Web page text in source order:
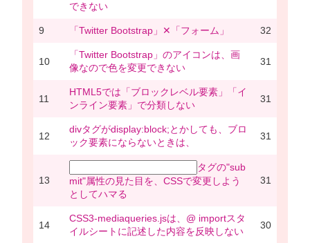
できない
9 「Twitter Bootstrap」✕「フォーム」 32
10
「Twitter Bootstrap」のアイコンは、画
像なので色を変更できない
31
11
HTML5では「ブロックレベル要素」「イ
ンライン要素」で分類しない
31
12
divタグがdisplay:block;とかしても、ブロ
ック要素にならないときは、
31
13
タグの"sub
mit"属性の見た目を、CSSで変更しよう
としてハマる
31
14
CSS3-mediaqueries.jsは、@ importスタ
イルシートに記述した内容を反映しない
30